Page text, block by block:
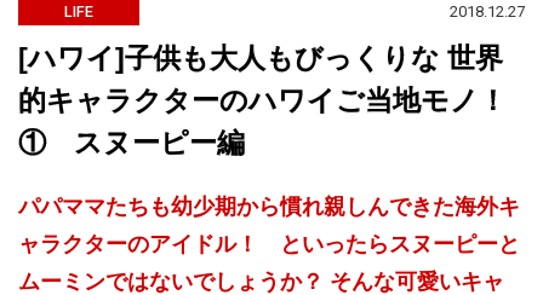
LIFE 2018.12.27
[ハワイ]子供も大人もびっくりな 世界
的キャラクターのハワイご当地モノ！
① スヌーピー編
パパママたちも幼少期から慣れ親しんできた海外キ
ャラクターのアイドル！ といったらスヌーピーと
ムーミンではないでしょうか？ そんな可愛いキャ